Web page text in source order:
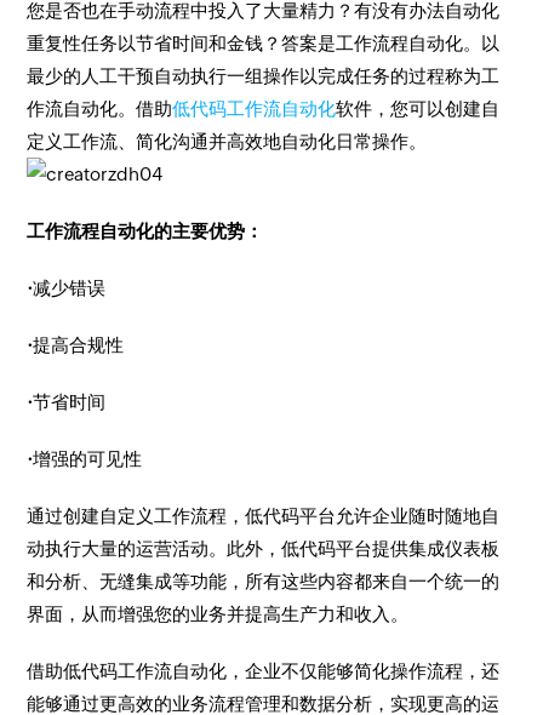
您是否也在手动流程中投入了大量精力？有没有办法自动化
重复性任务以节省时间和金钱？答案是工作流程自动化。以
最少的人工干预自动执行一组操作以完成任务的过程称为工
作流自动化。借助低代码工作流自动化软件，您可以创建自
定义工作流、简化沟通并高效地自动化日常操作。
工作流程自动化的主要优势：
·减少错误
·提高合规性
·节省时间
·增强的可见性
通过创建自定义工作流程，低代码平台允许企业随时随地自
动执行大量的运营活动。此外，低代码平台提供集成仪表板
和分析、无缝集成等功能，所有这些内容都来自一个统一的
界面，从而增强您的业务并提高生产力和收入。
借助低代码工作流自动化，企业不仅能够简化操作流程，还
能够通过更高效的业务流程管理和数据分析，实现更高的运